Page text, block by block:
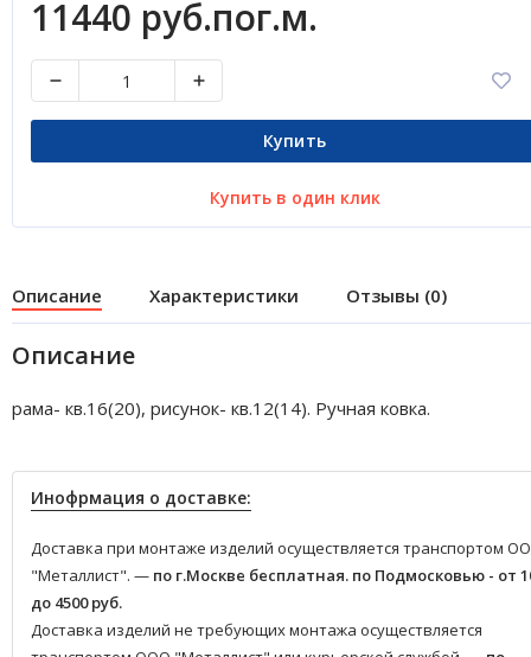
11440 руб.пог.м.
Купить
Купить в один клик
Описание Характеристики Отзывы (0)
Описание
рама- кв.16(20), рисунок- кв.12(14). Ручная ковка.
Инофрмация о доставке:
Доставка при монтаже изделий осуществляется транспортом
"Металлист". — по г.Москве бесплатная. по Подмосковью - от
до 4500 руб.
Доставка изделий не требующих монтажа осуществляется